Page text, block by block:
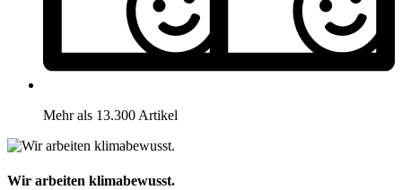
Mehr als 13.300 Artikel
Wir arbeiten klimabewusst.